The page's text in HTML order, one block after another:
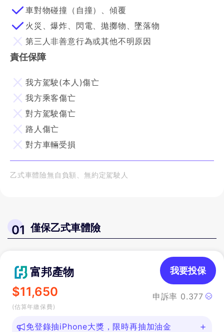
車對物碰撞（自撞）、傾覆
火災、爆炸、閃電、拋擲物、墜落物
第三人非善意行為或其他不明原因
責任保障
我方駕駛(本人)傷亡
我方乘客傷亡
對方駕駛傷亡
路人傷亡
對方車輛受損
乙式車體險無自負額、無約定駕駛人
01 僅保乙式車體險
富邦產物
$11,650
(估算年繳保費)
申訴率 0.377
我要投保
免登錄抽iPhone大獎，限時再抽加油金